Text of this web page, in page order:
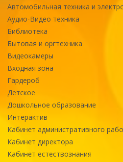
Автомобильная техника и
Аудио-Видео техника
Библиотека
Бытовая и оргтехника
Видеокамеры
Входная зона
Гардероб
Детское
Дошкольное образование
Интерактив
Кабинет административного
Кабинет директора
Кабинет естествознания